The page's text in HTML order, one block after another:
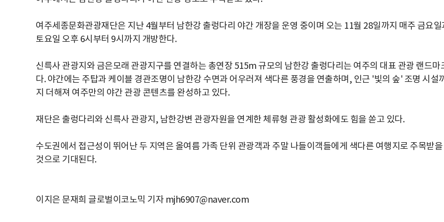
여주세종문화관광재단은 지난 4월부터 남한강 출렁다리 야간 개장을 운영 중이며 오는 11월 28일까지 매주 금요일
토요일 오후 6시부터 9시까지 개방한다.
신륵사 관광지와 금은모래 관광지구를 연결하는 총연장 515m 규모의 남한강 출렁다리는 여주의 대표 관광 랜드마
다. 야간에는 주탑과 케이블 경관조명이 남한강 수면과 어우러져 색다른 풍경을 연출하며, 인근 '빛의 숲' 조명 시설
지 더해져 여주만의 야간 관광 콘텐츠를 완성하고 있다.
재단은 출렁다리와 신륵사 관광지, 남한강변 관광자원을 연계한 체류형 관광 활성화에도 힘을 쏟고 있다.
수도권에서 접근성이 뛰어난 두 지역은 올여름 가족 단위 관광객과 주말 나들이객들에게 색다른 여행지로 주목받을
것으로 기대된다.
이지은 문재희 글로벌이코노믹 기자 mjh6907@naver.com